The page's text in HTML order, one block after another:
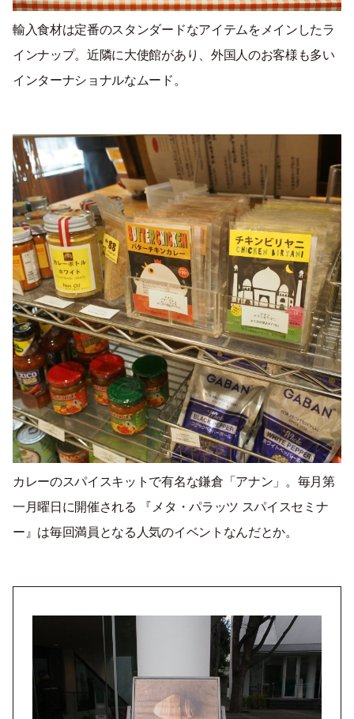
輸入食材は定番のスタンダードなアイテムをメインしたラ
インナップ。近隣に大使館があり、外国人のお客様も多い
インターナショナルなムード。
カレーのスパイスキットで有名な鎌倉「アナン」。毎月第
一月曜日に開催される 『メタ・パラッツ スパイスセミナ
ー』は毎回満員となる人気のイベントなんだとか。